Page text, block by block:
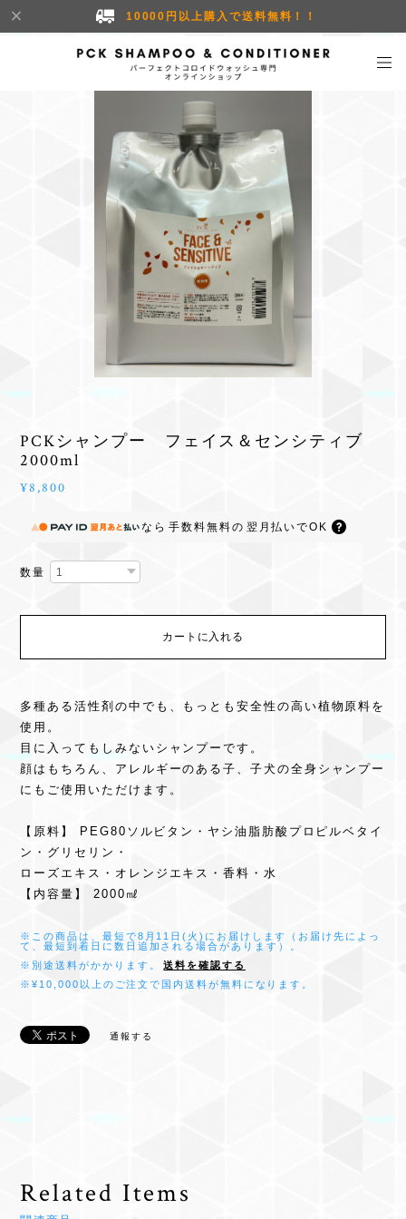
10000円以上購入で送料無料！！
PCKシャンプー フェイス＆センシティブ
2000ml
¥8,800
なら 手数料無料の 翌月払いでOK
数量
カートに入れる
多種ある活性剤の中でも、もっとも安全性の高い植物原料を
使用。
目に入ってもしみないシャンプーです。
顔はもちろん、アレルギーのある子、子犬の全身シャンプー
にもご使用いただけます。
【原料】 PEG80ソルビタン・ヤシ油脂肪酸プロピルベタイ
ン・グリセリン・
ローズエキス・オレンジエキス・香料・水
【内容量】 2000㎖
※この商品は、最短で8月11日(火)にお届けします（お届け先によっ
て、最短到着日に数日追加される場合があります）。
※別途送料がかかります。
送料を確認する
※¥10,000以上のご注文で国内送料が無料になります。
通報する
Related Items